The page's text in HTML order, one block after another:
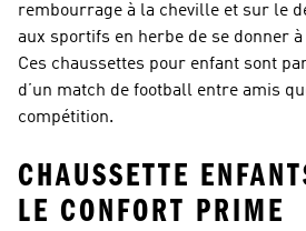
rembourrage à la cheville et sur le
aux sportifs en herbe de se donner
Ces chaussettes pour enfant sont
d’un match de football entre amis
compétition.
CHAUSSETTE
LE CONFORT PRIME